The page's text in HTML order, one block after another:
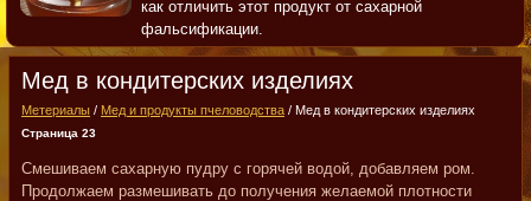
как отличить этот продукт от сахарной
фальсификации.
Мед в кондитерских изделиях
Метериалы / Мед и продукты пчеловодства / Мед в кондитерских изделиях
Страница 23
Смешиваем сахарную пудру с горячей водой, добавляем ром.
Продолжаем размешивать до получения желаемой плотности